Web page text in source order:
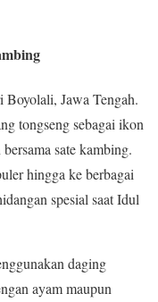
Boyolali, Jawa Tengah.
tongseng sebagai ikon
sate kambing.
hingga ke berbagai
spesial saat Idul
daging
ayam maupun